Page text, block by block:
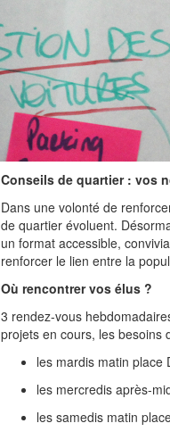
Conseils de quartier : vos
Dans une volonté de
de quartier évoluent.
un format accessible,
renforcer le lien entre la
Où rencontrer vos élus ?
3 rendez-vous
projets en cours, les besoins
les mardis matin place
les mercredis après-
les samedis matin